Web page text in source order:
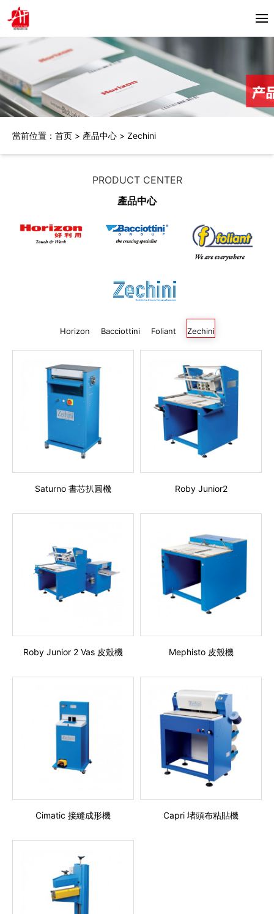
首頁
產品中心
Horizon
Foliant
Zechini
合作夥伴
解決方案
新聞資訊
公司動態
代理商信息
聯繫我們
當前位置： 首页 > 產品中心 > Zechini
PRODUCT CENTER
產品中心
Horizon Bacciottini Foliant Zechini
Saturno 書芯扒圓機 Roby Junior2
Roby Junior 2 Vas 皮殼機 Mephisto 皮殼機
Cimatic 接縫成形機 Capri 堵頭布粘貼機